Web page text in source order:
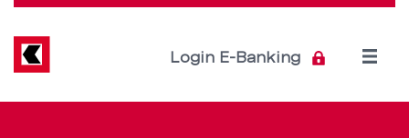
Direkt
Inhalt
Login E-Banking
Open